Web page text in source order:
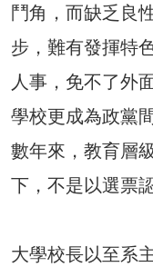
鬥角，而缺乏良
步，難有發揮特
人事，免不了外
學校更成為政黨
數年來，教育層
下，不是以選票
大學校長以至系